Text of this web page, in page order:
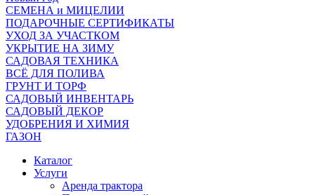
СЕМЕНА и МИЦЕЛИИ
ПОДАРОЧНЫЕ СЕРТИФИКАТЫ
УХОД ЗА УЧАСТКОМ
УКРЫТИЕ НА ЗИМУ
САДОВАЯ ТЕХНИКА
ВСЁ ДЛЯ ПОЛИВА
ГРУНТ И ТОРФ
САДОВЫЙ ИНВЕНТАРЬ
САДОВЫЙ ДЕКОР
УДОБРЕНИЯ И ХИМИЯ
ГАЗОН
Каталог
Услуги
Аренда трактора